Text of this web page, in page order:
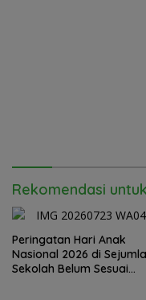
Rekomendasi
Peringatan Hari Anak
Nasional 2026 di
Sekolah Belum Sesuai